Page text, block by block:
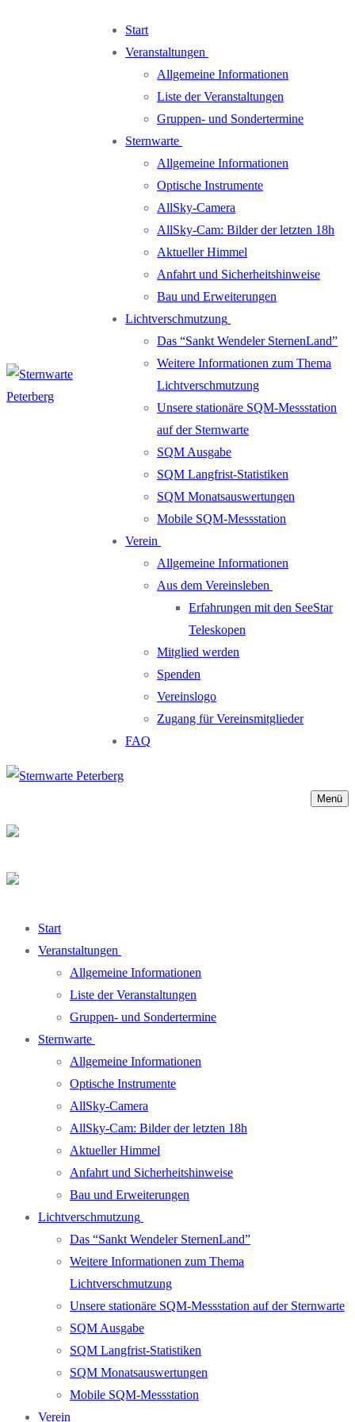
Start
Veranstaltungen
Allgemeine Informationen
Liste der Veranstaltungen
Gruppen- und Sondertermine
Sternwarte
Allgemeine Informationen
Optische Instrumente
AllSky-Camera
AllSky-Cam: Bilder der letzten 18h
Aktueller Himmel
Anfahrt und Sicherheitshinweise
Bau und Erweiterungen
Lichtverschmutzung
Das “Sankt Wendeler SternenLand”
Weitere Informationen zum Thema
Lichtverschmutzung
Unsere stationäre SQM-Messstation
auf der Sternwarte
SQM Ausgabe
SQM Langfrist-Statistiken
SQM Monatsauswertungen
Mobile SQM-Messstation
Verein
Allgemeine Informationen
Aus dem Vereinsleben
Erfahrungen mit den SeeStar
Teleskopen
Mitglied werden
Spenden
Vereinslogo
Zugang für Vereinsmitglieder
FAQ
Menü
Start
Veranstaltungen
Allgemeine Informationen
Liste der Veranstaltungen
Gruppen- und Sondertermine
Sternwarte
Allgemeine Informationen
Optische Instrumente
AllSky-Camera
AllSky-Cam: Bilder der letzten 18h
Aktueller Himmel
Anfahrt und Sicherheitshinweise
Bau und Erweiterungen
Lichtverschmutzung
Das “Sankt Wendeler SternenLand”
Weitere Informationen zum Thema
Lichtverschmutzung
Unsere stationäre SQM-Messstation auf der Sternwarte
SQM Ausgabe
SQM Langfrist-Statistiken
SQM Monatsauswertungen
Mobile SQM-Messstation
Verein